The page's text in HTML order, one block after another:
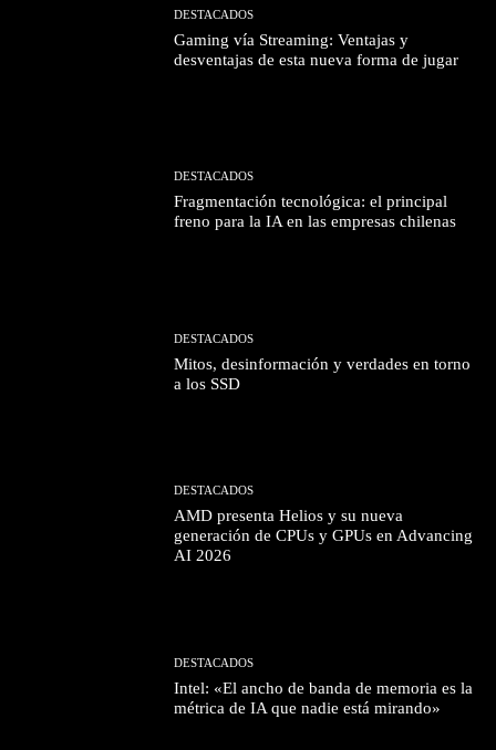
DESTACADOS
Gaming vía Streaming: Ventajas y
desventajas de esta nueva forma de jugar
DESTACADOS
Fragmentación tecnológica: el principal
freno para la IA en las empresas chilenas
DESTACADOS
Mitos, desinformación y verdades en torno
a los SSD
DESTACADOS
AMD presenta Helios y su nueva
generación de CPUs y GPUs en Advancing
AI 2026
DESTACADOS
Intel: «El ancho de banda de memoria es la
métrica de IA que nadie está mirando»